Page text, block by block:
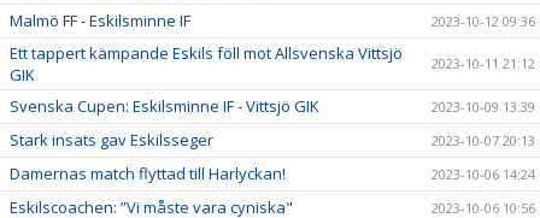
Malmö FF - Eskilsminne IF 2023-10-12 09:36
Ett tappert kämpande Eskils föll mot Allsvenska Vittsjö
GIK
2023-10-11 21:12
Svenska Cupen: Eskilsminne IF - Vittsjö GIK 2023-10-09 13:39
Stark insats gav Eskilsseger 2023-10-07 20:13
Damernas match flyttad till Harlyckan! 2023-10-06 14:24
Eskilscoachen: ”Vi måste vara cyniska" 2023-10-06 10:56